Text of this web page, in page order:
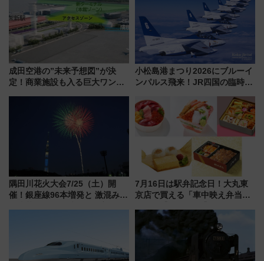
成田空港の”未来予想図”が決
定！商業施設も入る巨大ワンタ
で新型特急が品川･羽田とを結
ぶ！ JR空港駅は2面3線化！
小松島港まつり2026にブルーイ
ンパルス飛来！JR四国の臨時ダ
隅田川花火大会7/25（土）開
催！銀座線96本増発と 激混みの
7月16日は駅弁記念日！大丸東
京店で買える「車中映え弁当」